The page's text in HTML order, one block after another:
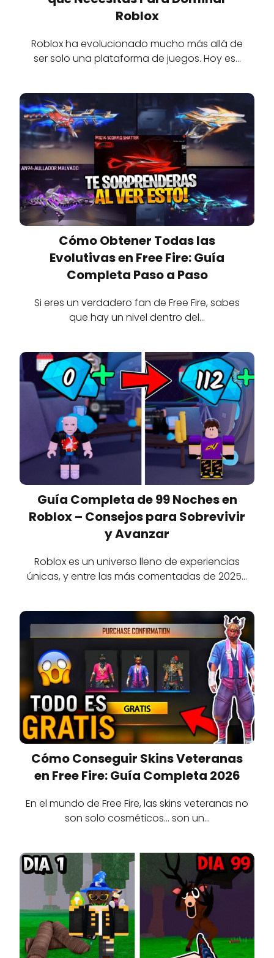
Roblox
Roblox ha evolucionado mucho más allá de
ser solo una plataforma de juegos. Hoy es…
Cómo Obtener Todas las
Evolutivas en Free Fire: Guía
Completa Paso a Paso
Si eres un verdadero fan de Free Fire, sabes
que hay un nivel dentro del…
Guía Completa de 99 Noches en
Roblox – Consejos para Sobrevivir
y Avanzar
Roblox es un universo lleno de experiencias
únicas, y entre las más comentadas de 2025…
Cómo Conseguir Skins Veteranas
en Free Fire: Guía Completa 2026
En el mundo de Free Fire, las skins veteranas no
son solo cosméticos… son un…